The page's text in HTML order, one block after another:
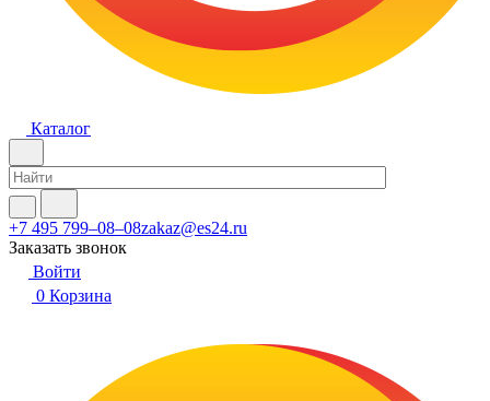
Каталог
+7 495 799–08–08zakaz@es24.ru
Заказать звонок
Войти
0 Корзина